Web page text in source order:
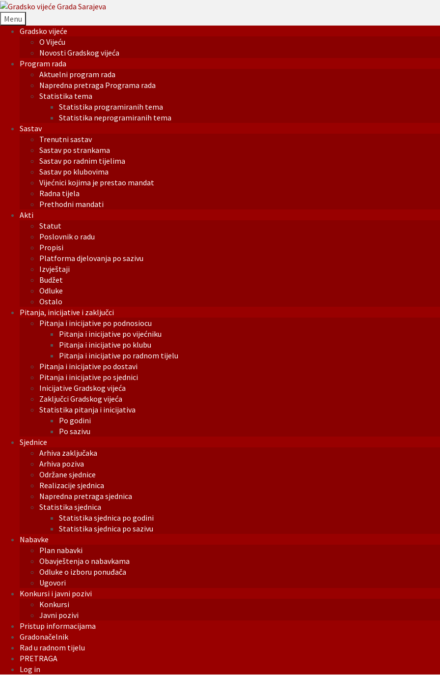
Menu
Gradsko vijeće
O Vijeću
Novosti Gradskog vijeća
Program rada
Aktuelni program rada
Napredna pretraga Programa rada
Statistika tema
Statistika programiranih tema
Statistika neprogramiranih tema
Sastav
Trenutni sastav
Sastav po strankama
Sastav po radnim tijelima
Sastav po klubovima
Vijećnici kojima je prestao mandat
Radna tijela
Prethodni mandati
Akti
Statut
Poslovnik o radu
Propisi
Platforma djelovanja po sazivu
Izvještaji
Budžet
Odluke
Ostalo
Pitanja, inicijative i zaključci
Pitanja i inicijative po podnosiocu
Pitanja i inicijative po vijećniku
Pitanja i inicijative po klubu
Pitanja i inicijative po radnom tijelu
Pitanja i inicijative po dostavi
Pitanja i inicijative po sjednici
Inicijative Gradskog vijeća
Zaključci Gradskog vijeća
Statistika pitanja i inicijativa
Po godini
Po sazivu
Sjednice
Arhiva zaključaka
Arhiva poziva
Održane sjednice
Realizacije sjednica
Napredna pretraga sjednica
Statistika sjednica
Statistika sjednica po godini
Statistika sjednica po sazivu
Nabavke
Plan nabavki
Obavještenja o nabavkama
Odluke o izboru ponuđača
Ugovori
Konkursi i javni pozivi
Konkursi
Javni pozivi
Pristup informacijama
Gradonačelnik
Rad u radnom tijelu
PRETRAGA
Log in